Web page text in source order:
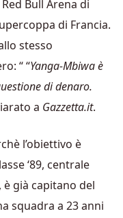
Bull Arena di
di Francia.
stesso
“ “Yanga-Mbiwa è
di denaro.
a Gazzetta.it.
l’obiettivo è
‘89, centrale
, è già capitano del
squadra a 23 anni